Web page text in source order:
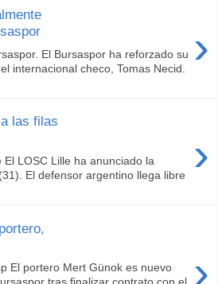
›
El Bursaspor ha reforzado su
internacional checo, Tomas Necid.
las filas
›
LOSC Lille ha anunciado la
El defensor argentino llega libre
›
El portero Mert Günok es nuevo